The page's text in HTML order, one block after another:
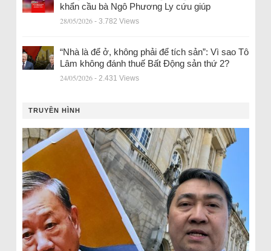
khẩn cầu bà Ngô Phương Ly cứu giúp
28/05/2026 - 3.782 Views
“Nhà là để ở, không phải để tích sản”: Vì sao Tô
Lâm không đánh thuế Bất Động sản thứ 2?
24/05/2026 - 2.431 Views
TRUYỀN HÌNH